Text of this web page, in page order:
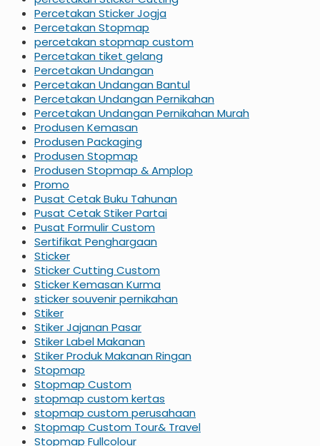
Percetakan Sticker Jogja
Percetakan Stopmap
percetakan stopmap custom
Percetakan tiket gelang
Percetakan Undangan
Percetakan Undangan Bantul
Percetakan Undangan Pernikahan
Percetakan Undangan Pernikahan Murah
Produsen Kemasan
Produsen Packaging
Produsen Stopmap
Produsen Stopmap & Amplop
Promo
Pusat Cetak Buku Tahunan
Pusat Cetak Stiker Partai
Pusat Formulir Custom
Sertifikat Penghargaan
Sticker
Sticker Cutting Custom
Sticker Kemasan Kurma
sticker souvenir pernikahan
Stiker
Stiker Jajanan Pasar
Stiker Label Makanan
Stiker Produk Makanan Ringan
Stopmap
Stopmap Custom
stopmap custom kertas
stopmap custom perusahaan
Stopmap Custom Tour& Travel
Stopmap Fullcolour